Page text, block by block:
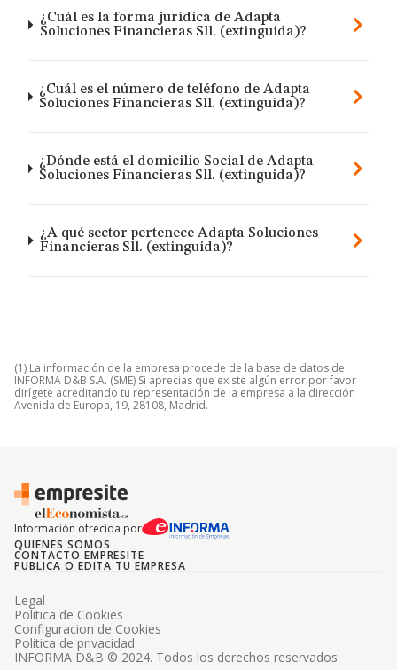
¿Cuál es la forma jurídica de Adapta
Soluciones Financieras Sll. (extinguida)?
¿Cuál es el número de teléfono de Adapta
Soluciones Financieras Sll. (extinguida)?
¿Dónde está el domicilio Social de Adapta
Soluciones Financieras Sll. (extinguida)?
¿A qué sector pertenece Adapta Soluciones
Financieras Sll. (extinguida)?
(1) La información de la empresa procede de la base de datos de
INFORMA D&B S.A. (SME) Si aprecias que existe algún error por favor
dirígete acreditando tu representación de la empresa a la dirección
Avenida de Europa, 19, 28108, Madrid.
Información ofrecida por
QUIENES SOMOS
CONTACTO EMPRESITE
PUBLICA O EDITA TU EMPRESA
INFORMA D&B © 2024. Todos los derechos reservados
Legal
Politica de Cookies
Configuracion de Cookies
Politica de privacidad